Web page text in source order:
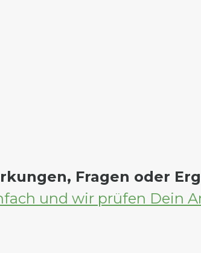
Fragen oder
und wir prüfen Dein